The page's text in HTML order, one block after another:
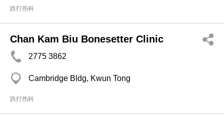
跌打伤科
Chan Kam Biu Bonesetter Clinic
2775 3862
Cambridge Bldg, Kwun Tong
跌打伤科